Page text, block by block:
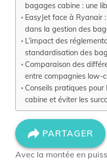
bagages cabine : une
EasyJet face à Ryanair
dans la gestion des
L’impact des
standardisation des
Comparaison des
entre compagnies low-
Conseils pratiques
cabine et éviter les
PARTAGER
Avec la montée en